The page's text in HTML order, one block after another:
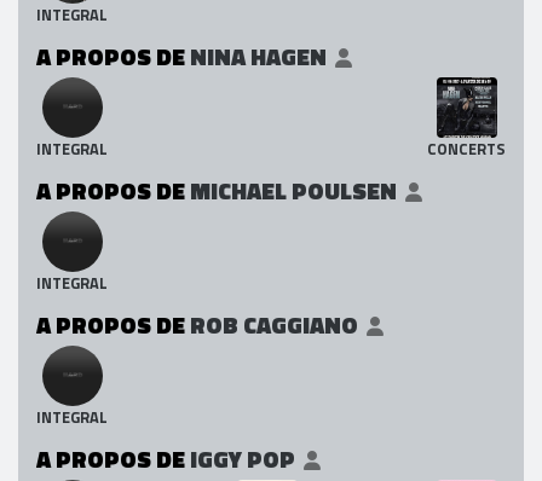
INTEGRAL
A PROPOS DENINA HAGEN
INTEGRAL CONCERTS
A PROPOS DEMICHAEL POULSEN
INTEGRAL
A PROPOS DEROB CAGGIANO
INTEGRAL
A PROPOS DEIGGY POP